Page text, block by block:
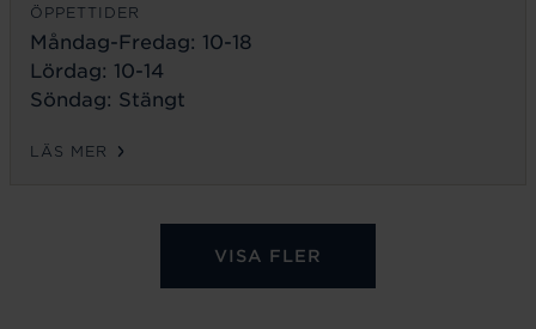
ÖPPETTIDER
Måndag-Fredag: 10-18
Lördag: 10-14
Söndag: Stängt
LÄS MER
VISA FLER